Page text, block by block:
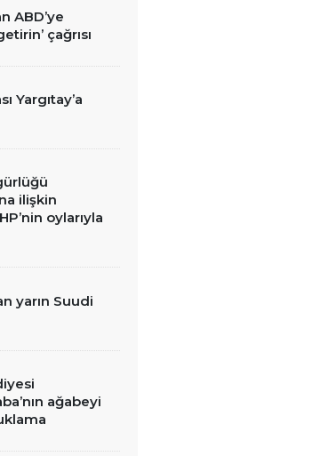
ABD’ye
çağrısı
Yargıtay’a
ilişkin
oylarıyla
yarın Suudi
ağabeyi